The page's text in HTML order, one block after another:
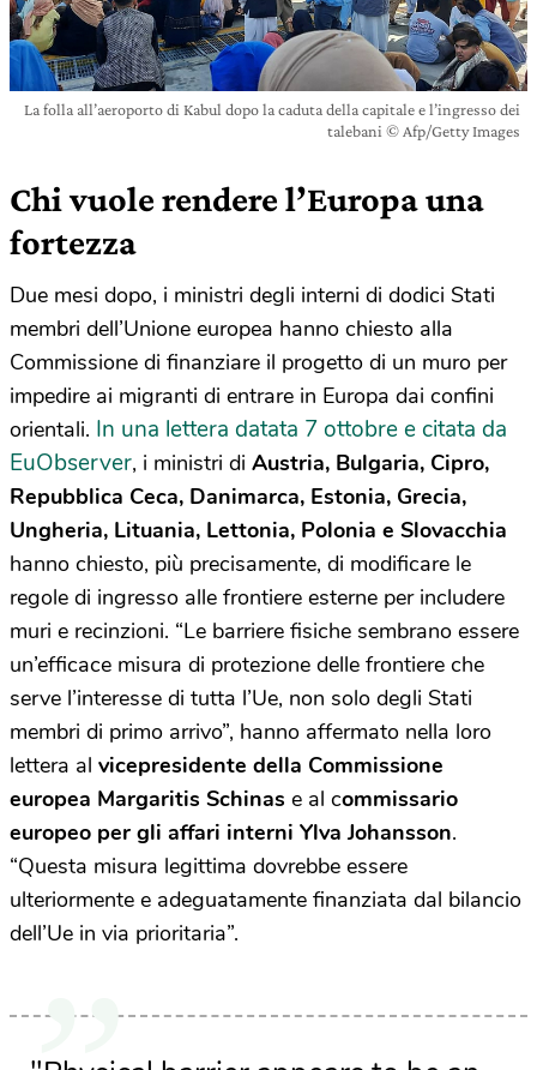
La folla all’aeroporto di Kabul dopo la caduta della capitale e l’ingresso dei
talebani © Afp/Getty Images
Chi vuole rendere l’Europa una
fortezza
Due mesi dopo, i ministri degli interni di dodici Stati
membri dell’Unione europea hanno chiesto alla
Commissione di finanziare il progetto di un muro per
impedire ai migranti di entrare in Europa dai confini
orientali. In una lettera datata 7 ottobre e citata da
EuObserver, i ministri di Austria, Bulgaria, Cipro,
Repubblica Ceca, Danimarca, Estonia, Grecia,
Ungheria, Lituania, Lettonia, Polonia e Slovacchia
hanno chiesto, più precisamente, di modificare le
regole di ingresso alle frontiere esterne per includere
muri e recinzioni. “Le barriere fisiche sembrano essere
un’efficace misura di protezione delle frontiere che
serve l’interesse di tutta l’Ue, non solo degli Stati
membri di primo arrivo”, hanno affermato nella loro
lettera al vicepresidente della Commissione
europea Margaritis Schinas e al commissario
europeo per gli affari interni Ylva Johansson.
“Questa misura legittima dovrebbe essere
ulteriormente e adeguatamente finanziata dal bilancio
dell’Ue in via prioritaria”.